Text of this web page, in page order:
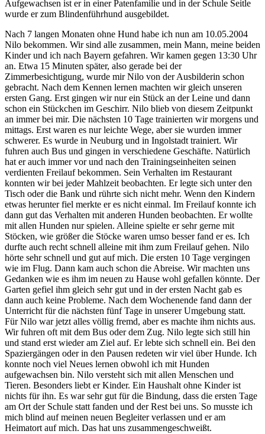
Aufgewachsen ist er in einer Patenfamilie und in der Schule Seitle
wurde er zum Blindenführhund ausgebildet.
Nach 7 langen Monaten ohne Hund habe ich nun am 10.05.2004
Nilo bekommen. Wir sind alle zusammen, mein Mann, meine beiden
Kinder und ich nach Bayern gefahren. Wir kamen gegen 13:30 Uhr
an. Etwa 15 Minuten später, also gerade bei der
Zimmerbesichtigung, wurde mir Nilo von der Ausbilderin schon
gebracht. Nach dem Kennen lernen machten wir gleich unseren
ersten Gang. Erst gingen wir nur ein Stück an der Leine und dann
schon ein Stückchen im Geschirr. Nilo blieb von diesem Zeitpunkt
an immer bei mir. Die nächsten 10 Tage trainierten wir morgens und
mittags. Erst waren es nur leichte Wege, aber sie wurden immer
schwerer. Es wurde in Neuburg und in Ingolstadt trainiert. Wir
fuhren auch Bus und gingen in verschiedene Geschäfte. Natürlich
hat er auch immer vor und nach den Trainingseinheiten seinen
verdienten Freilauf bekommen. Sein Verhalten im Restaurant
konnten wir bei jeder Mahlzeit beobachten. Er legte sich unter den
Tisch oder die Bank und rührte sich nicht mehr. Wenn den Kindern
etwas herunter fiel merkte er es nicht einmal. Im Freilauf konnte ich
dann gut das Verhalten mit anderen Hunden beobachten. Er wollte
mit allen Hunden nur spielen. Alleine spielte er sehr gerne mit
Stöcken, wie größer die Stöcke waren umso besser fand er es. Ich
durfte auch recht schnell alleine mit ihm zum Freilauf gehen. Nilo
hörte sehr schnell und gut auf mich. Die ersten 10 Tage vergingen
wie im Flug. Dann kam auch schon die Abreise. Wir machten uns
Gedanken wie es ihm im neuen zu Hause wohl gefallen könnte. Der
Garten gefiel ihm gleich sehr gut und in der ersten Nacht gab es
dann auch keine Probleme. Nach dem Wochenende fand dann der
Unterricht für die nächsten fünf Tage in unserer Umgebung statt.
Für Nilo war jetzt alles völlig fremd, aber es machte ihm nichts aus.
Wir fuhren oft mit dem Bus oder dem Zug. Nilo legte sich still hin
und stand erst wieder am Ziel auf. Er lebte sich schnell ein. Bei den
Spaziergängen oder in den Pausen redeten wir viel über Hunde. Ich
konnte noch viel Neues lernen obwohl ich mit Hunden
aufgewachsen bin. Nilo versteht sich mit allen Menschen und
Tieren. Besonders liebt er Kinder. Ein Haushalt ohne Kinder ist
nichts für ihn. Es war sehr gut für die Bindung, dass die ersten Tage
am Ort der Schule statt fanden und der Rest bei uns. So musste ich
mich blind auf meinen neuen Begleiter verlassen und er am
Heimatort auf mich. Das hat uns zusammengeschweißt.